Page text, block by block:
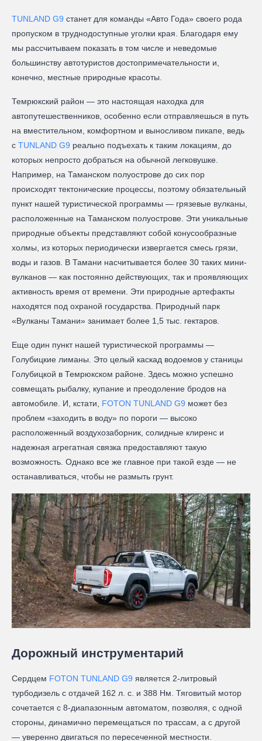
TUNLAND G9 станет для команды «Авто Года» своего рода
пропуском в труднодоступные уголки края. Благодаря ему
мы рассчитываем показать в том числе и неведомые
большинству автотуристов достопримечательности и,
конечно, местные природные красоты.
Темрюкский район — это настоящая находка для
автопутешественников, особенно если отправляешься в путь
на вместительном, комфортном и выносливом пикапе, ведь
с TUNLAND G9 реально подъехать к таким локациям, до
которых непросто добраться на обычной легковушке.
Например, на Таманском полуострове до сих пор
происходят тектонические процессы, поэтому обязательный
пункт нашей туристической программы — грязевые вулканы,
расположенные на Таманском полуострове. Эти уникальные
природные объекты представляют собой конусообразные
холмы, из которых периодически извергается смесь грязи,
воды и газов. В Тамани насчитывается более 30 таких мини-
вулканов — как постоянно действующих, так и проявляющих
активность время от времени. Эти природные артефакты
находятся под охраной государства. Природный парк
«Вулканы Тамани» занимает более 1,5 тыс. гектаров.
Еще один пункт нашей туристической программы —
Голубицкие лиманы. Это целый каскад водоемов у станицы
Голубицкой в Темрюкском районе. Здесь можно успешно
совмещать рыбалку, купание и преодоление бродов на
автомобиле. И, кстати, FOTON TUNLAND G9 может без
проблем «заходить в воду» по пороги — высоко
расположенный воздухозаборник, солидные клиренс и
надежная агрегатная связка предоставляют такую
возможность. Однако все же главное при такой езде — не
останавливаться, чтобы не размыть грунт.
Дорожный инструментарий
Сердцем FOTON TUNLAND G9 является 2-литровый
турбодизель с отдачей 162 л. с. и 388 Нм. Тяговитый мотор
сочетается с 8-диапазонным автоматом, позволяя, с одной
стороны, динамично перемещаться по трассам, а с другой
— уверенно двигаться по пересеченной местности.